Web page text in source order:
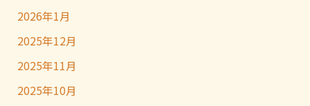
2026年1月
2025年12月
2025年11月
2025年10月